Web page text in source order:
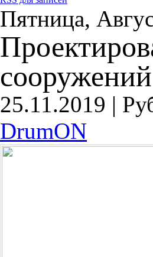
Пятница,
сооружений
25.11.2019 |
DrumON